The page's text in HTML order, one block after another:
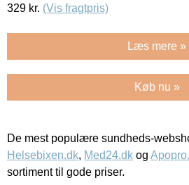
329 kr. (Vis fragtpris)
Læs mere »
Køb nu »
De mest populære sundheds-
Helsebixen.dk, Med24.dk og
sortiment til gode priser.